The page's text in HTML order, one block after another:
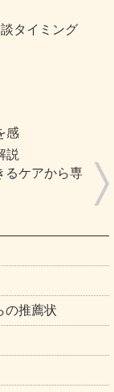
タイミング
感
説
るケアから専
の推薦状